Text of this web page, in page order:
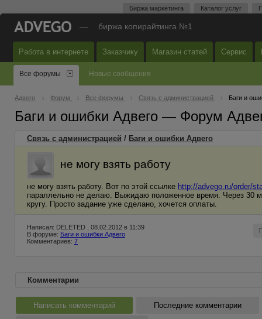
Биржа маркетинга Каталог услуг
— биржа копирайтинга №1
Работа в интернете Заказчику Магазин статей Сервис
Все форумы Новые сообщения
Адвего Форум Все форумы Связь с администрацией Баги и
Баги и ошибки Адвего — Форум
Связь с администрацией / Баги и ошибки Адвего
не могу взять работу
не могу взять работу. Вот по этой ссылке http://advego.ru/order/
параллельно не делаю. Выжидаю положенное время. Через 30
кругу. Просто задание уже сделано, хочется оплаты.
Написал: DELETED , 08.02.2012 в 11:39
В форуме: Баги и ошибки Адвего
Комментариев: 7
Комментарии
Написать комментарий Последние комментарии